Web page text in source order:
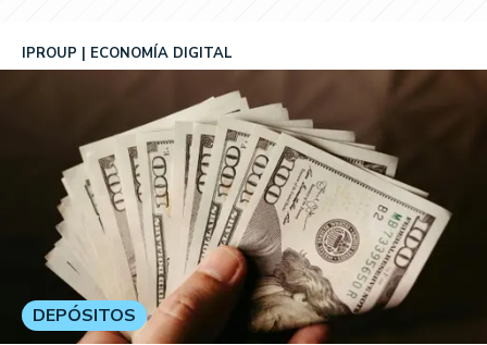
IPROUP ECONOMÍA DIGITAL
DEPÓSITOS